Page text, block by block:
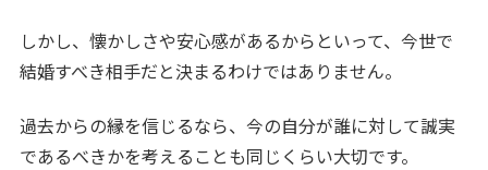
しかし、懐かしさや安心感があるからといって、今世で
結婚すべき相手だと決まるわけではありません。
過去からの縁を信じるなら、今の自分が誰に対して誠実
であるべきかを考えることも同じくらい大切です。